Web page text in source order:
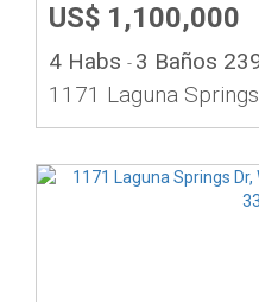
US$ 1,100,000
4 Habs - 3 Baños
1171 Laguna